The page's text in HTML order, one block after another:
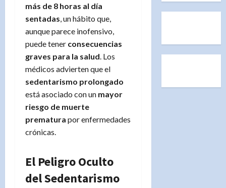
más de 8 horas al día
sentadas , un hábito que,
aunque parece inofensivo,
puede tener consecuencias
graves para la salud . Los
médicos advierten que el
sedentarismo prolongado
está asociado con un mayor
riesgo de muerte
prematura por enfermedades
crónicas.
El Peligro Oculto
del Sedentarismo